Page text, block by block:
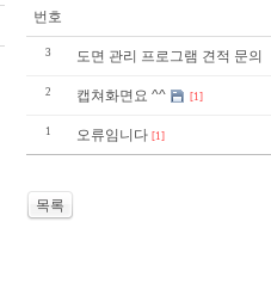
번호
3 도면 관리 프로그램 견적 문의
2 캡쳐화면요 ^^ [1]
1 오류임니다 [1]
목록